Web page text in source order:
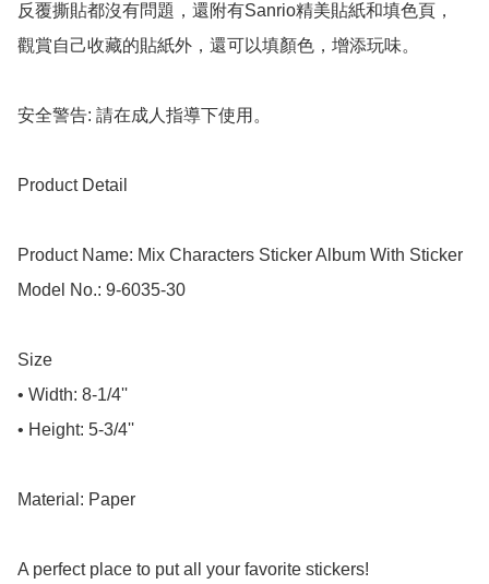
反覆撕貼都沒有問題，還附有Sanrio精美貼紙和填色頁，
觀賞自己收藏的貼紙外，還可以填顏色，增添玩味。
安全警告: 請在成人指導下使用。
Product Detail
Product Name: Mix Characters Sticker Album With Sticker
Model No.: 9-6035-30
Size
• Width: 8-1/4''
• Height: 5-3/4''
Material: Paper
A perfect place to put all your favorite stickers!